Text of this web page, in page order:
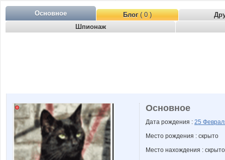
Основное Блог( 0 )
Шпионаж
Основное
Дата рождения : 25
Место рождения : скрыто
Место нахождения : скрыто